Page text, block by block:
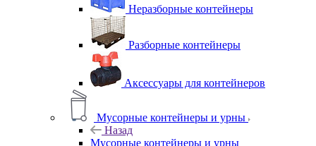
Неразборные контейнеры
Разборные контейнеры
Аксессуары для контейнеров
Мусорные контейнеры и урны
Назад
Мусорные контейнеры и урны